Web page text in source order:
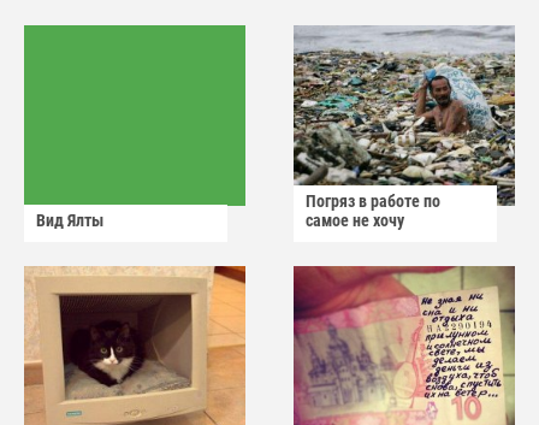
Вид Ялты
Погряз в работе по
самое не хочу